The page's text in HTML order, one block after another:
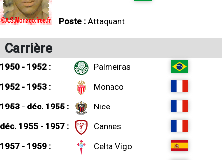
Poste : Attaquant
Carrière
1950 - 1952 :
Palmeiras
1952 - 1953 :
Monaco
1953 - déc. 1955 :
Nice
déc. 1955 - 1957 :
Cannes
1957 - 1959 :
Celta Vigo